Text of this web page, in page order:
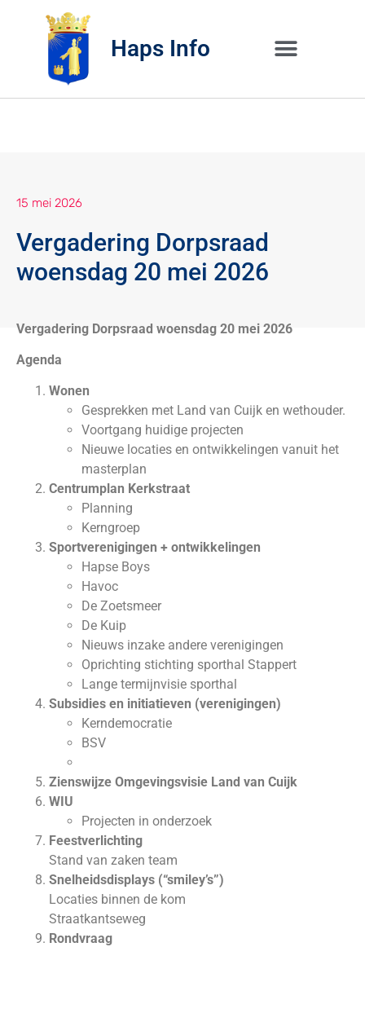
Haps Info
15 mei 2026
Vergadering Dorpsraad
woensdag 20 mei 2026
Vergadering Dorpsraad woensdag 20 mei 2026
Agenda
Wonen
Gesprekken met Land van Cuijk en wethouder.
Voortgang huidige projecten
Nieuwe locaties en ontwikkelingen vanuit het
masterplan
Centrumplan Kerkstraat
Planning
Kerngroep
Sportverenigingen + ontwikkelingen
Hapse Boys
Havoc
De Zoetsmeer
De Kuip
Nieuws inzake andere verenigingen
Oprichting stichting sporthal Stappert
Lange termijnvisie sporthal
Subsidies en initiatieven (verenigingen)
Kerndemocratie
BSV
Zienswijze Omgevingsvisie Land van Cuijk
WIU
Projecten in onderzoek
Feestverlichting
Stand van zaken team
Snelheidsdisplays (“smiley’s”)
Locaties binnen de kom
Straatkantseweg
Rondvraag